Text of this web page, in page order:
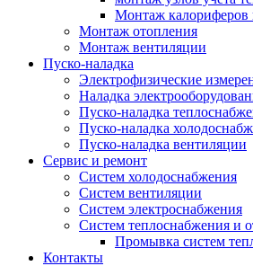
Монтаж калориферов
Монтаж отопления
Монтаж вентиляции
Пуско-наладка
Электрофизические
Наладка
Пуско-наладка
Пуско-наладка
Пуско-наладка вентиляции
Сервис и ремонт
Систем холодоснабжения
Систем вентиляции
Систем электроснабжения
Систем теплоснабжения и
Промывка систем
Контакты